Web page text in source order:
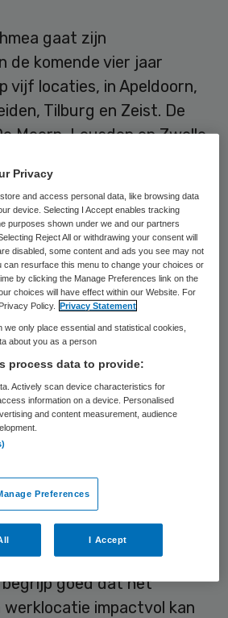
gaat zijn
de komende vier jaar
vijf locaties, in Apeldoorn,
Tilburg en Zeist. De
Meern, Leusden en Zwolle
sluiten bespaart Achmea
fors op de kosten. De
zullen geen extra banen
kondigde de
reorganisatie aan
tot en met 2019 bij
arbeidsplaatsen komen te
weten dat de
worden
één kantoor. Voor
die optie nog
goed dat het
impactvol kan
Privacy
and access personal data, like browsing data
device. Selecting I Accept enables tracking
purposes shown under we and our partners
Reject All or withdrawing your consent will
disabled, some content and ads you see may not
can resurface this menu to change your choices or
by clicking the Manage Preferences link on the
choices will have effect within our Website. For
Policy.
Privacy Statement
we only place essential and statistical cookies,
about you as a person
process data to provide:
Actively scan device characteristics for
information on a device. Personalised
and content measurement, audience
Preferences
I Accept